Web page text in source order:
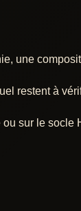
une
restent à
sur le